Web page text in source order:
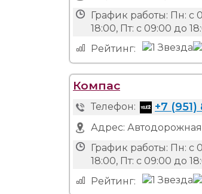
График работы: Пн: с
18:00, Пт: с 09:00 до
Рейтинг:
Компас
Телефон: +7 (951)
Адрес:
График работы: Пн: с
18:00, Пт: с 09:00 до
Рейтинг: